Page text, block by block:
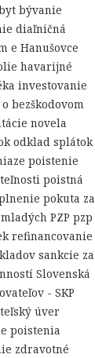
bývanie
diaľničná
e Hanušovce
havarijné
investovanie
bezškodovom
novela
odklad splátok
poistenie
poistná
pokuta za
PZP pzp
refinancovanie
sankcie za
Slovenská
- SKP
úver
poistenia
zdravotné